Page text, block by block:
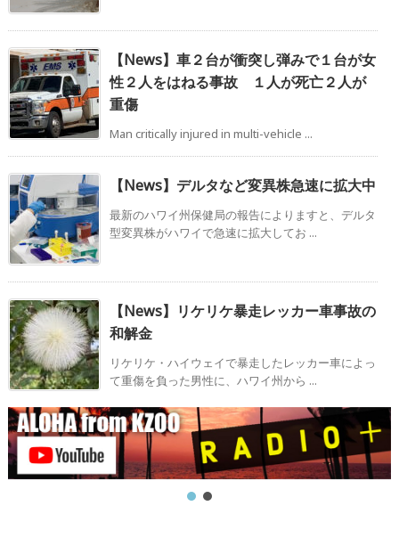
【News】車２台が衝突し弾みで１台が女
性２人をはねる事故 １人が死亡２人が
重傷
Man critically injured in multi-vehicle ...
【News】デルタなど変異株急速に拡大中
最新のハワイ州保健局の報告によりますと、デルタ
型変異株がハワイで急速に拡大してお ...
【News】リケリケ暴走レッカー車事故の
和解金
リケリケ・ハイウェイで暴走したレッカー車によっ
て重傷を負った男性に、ハワイ州から ...